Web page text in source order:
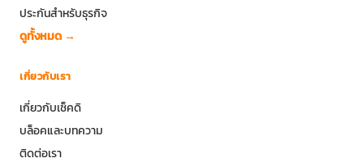
ประกันสำหรับธุรกิจ
ดูทั้งหมด →
เกี่ยวกับเรา
เกี่ยวกับเช็คดิ
บล็อคและบทความ
ติดต่อเรา